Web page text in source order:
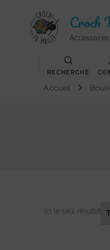
Croch
RECHERCHE
Accueil
Voici le seul résultat